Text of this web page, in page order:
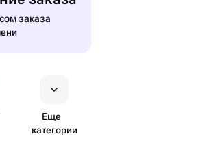
заказа
Еще
категории